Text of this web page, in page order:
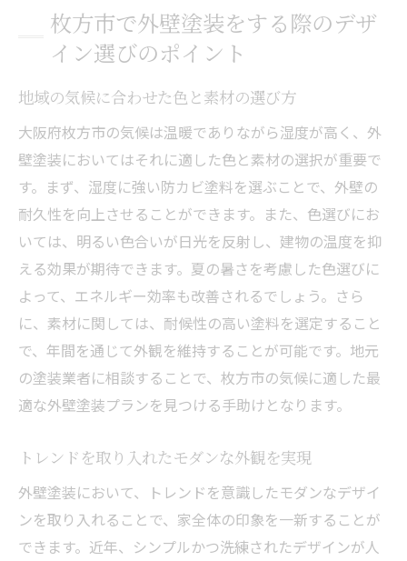
色見本を活用したシミュレーションの重要
性
周辺環境との調和を考えたデザインプラン
枚方市の気候に適した塗料の特徴
防水性能を高める外壁塗装の選び方
地域特有の問題を解決する塗装方法
環境に優しいエコ塗料の選定基準
季節に左右されない施工時期の重要性
長持ちする外壁塗装のためのメンテナンス
方法
プロが教える外壁塗装で家を美しく保つ秘訣
専門家のアドバイスで失敗しない塗装計画
プロが使用する最新の塗装技術とは
色あせを防ぐためのメンテナンスのコツ
お客様の声から学ぶ成功例と失敗例
プロが選ぶおすすめの塗料とツール
枚方市で外壁塗装をする際のデザ
イン選びのポイント
地域の気候に合わせた色と素材の選び方
大阪府枚方市の気候は温暖でありながら湿度が高く、外
壁塗装においてはそれに適した色と素材の選択が重要で
す。まず、湿度に強い防カビ塗料を選ぶことで、外壁の
耐久性を向上させることができます。また、色選びにお
いては、明るい色合いが日光を反射し、建物の温度を抑
える効果が期待できます。夏の暑さを考慮した色選びに
よって、エネルギー効率も改善されるでしょう。さら
に、素材に関しては、耐候性の高い塗料を選定すること
で、年間を通じて外観を維持することが可能です。地元
の塗装業者に相談することで、枚方市の気候に適した最
適な外壁塗装プランを見つける手助けとなります。
トレンドを取り入れたモダンな外観を実現
外壁塗装において、トレンドを意識したモダンなデザイ
ンを取り入れることで、家全体の印象を一新することが
できます。近年、シンプルかつ洗練されたデザインが人